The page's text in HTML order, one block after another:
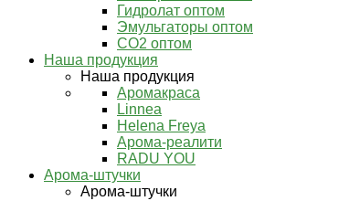
Гидролат оптом
Эмульгаторы оптом
СО2 оптом
Наша продукция
Наша продукция
Аромакраса
Linnea
Helena Freya
Арома-реалити
RADU YOU
Арома-штучки
Арома-штучки